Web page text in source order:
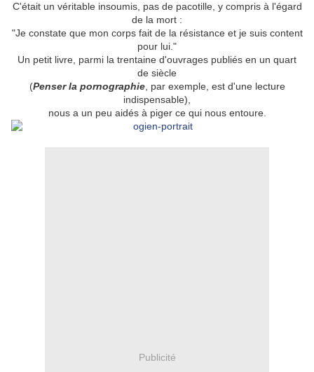
C'était un véritable insoumis, pas de pacotille, y compris à l'égard
de la mort :
"Je constate que mon corps fait de la résistance et je suis content
pour lui."
Un petit livre, parmi la trentaine d'ouvrages publiés en un quart
de siècle
(Penser la pornographie, par exemple, est d'une lecture
indispensable),
nous a un peu aidés à piger ce qui nous entoure.
Publicité